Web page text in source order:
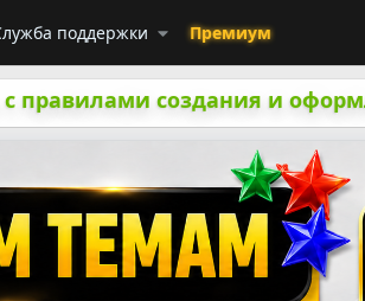
поддержки Премиум
правилами создания и